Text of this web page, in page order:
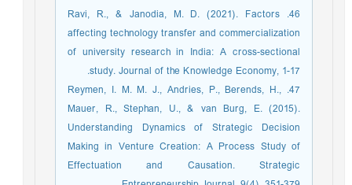
46. Ravi, R., & Janodia, M. D. (2021). Factors
affecting technology transfer and commercialization
of university research in India: A cross-sectional
study. Journal of the Knowledge Economy, 1-17.‏
47. Reymen, I. M. M. J., Andries, P., Berends, H.,
Mauer, R., Stephan, U., & van Burg, E. (2015).
Understanding Dynamics of Strategic Decision
Making in Venture Creation: A Process Study of
Effectuation and Causation. Strategic